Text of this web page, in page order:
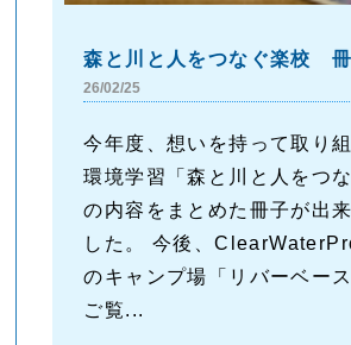
森と川と人をつなぐ楽校 冊
26/02/25
今年度、想いを持って取り
環境学習「森と川と人をつな
の内容をまとめた冊子が出
した。 今後、
のキャンプ場「リバーベー
ご覧...